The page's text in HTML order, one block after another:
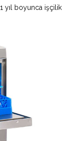
yıl boyunca işçilik